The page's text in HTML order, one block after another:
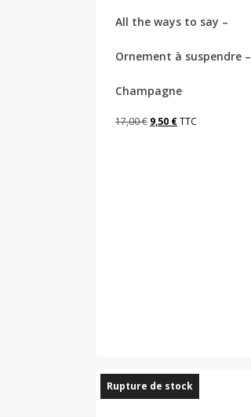
All the ways to say –
Ornement à suspendre –
Champagne
17,00€ Le
9,50 €Le
TTC
Rupture de stock